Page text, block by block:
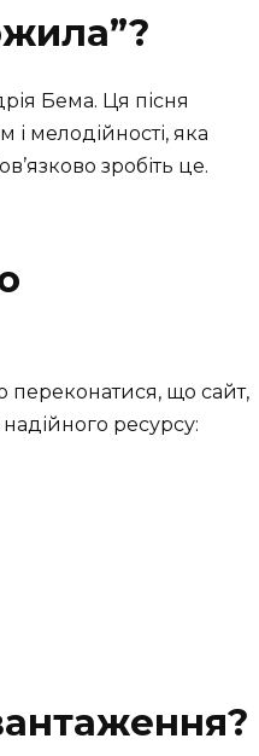
Бема. Ця пісня
мелодійності, яка
зробіть це.
переконатися, що сайт,
ресурсу: